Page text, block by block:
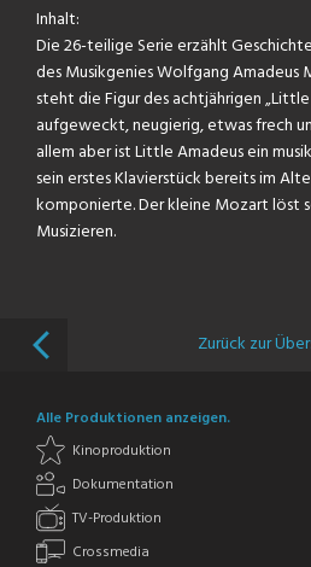
Inhalt:
Die 26-teilige Serie erzählt
des Musikgenies Wolfgang
steht die Figur des achtjährigen
aufgeweckt, neugierig, etwas frech
allem aber ist Little Amadeus ein
sein erstes Klavierstück bereits im
komponierte. Der kleine Mozart löst
Musizieren.
Zurück zur
Alle Produktionen anzeigen.
Kinoproduktion
Dokumentation
TV-Produktion
Crossmedia